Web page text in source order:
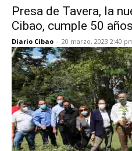
Presa de Tavera, la
Cibao, cumple 50 años
Diario Cibao - 20 marzo, 2023 2:40